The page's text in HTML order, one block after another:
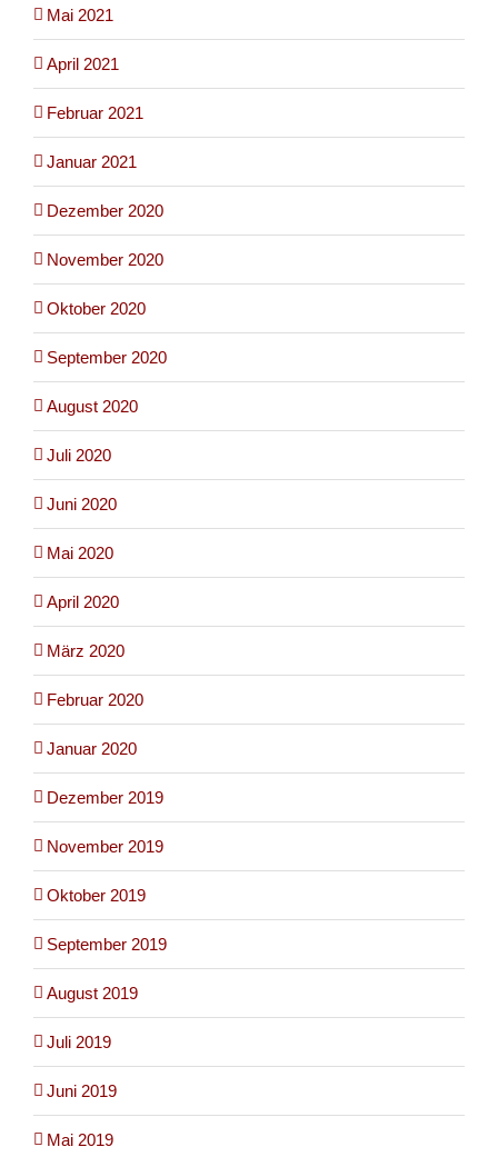
Mai 2021
April 2021
Februar 2021
Januar 2021
Dezember 2020
November 2020
Oktober 2020
September 2020
August 2020
Juli 2020
Juni 2020
Mai 2020
April 2020
März 2020
Februar 2020
Januar 2020
Dezember 2019
November 2019
Oktober 2019
September 2019
August 2019
Juli 2019
Juni 2019
Mai 2019